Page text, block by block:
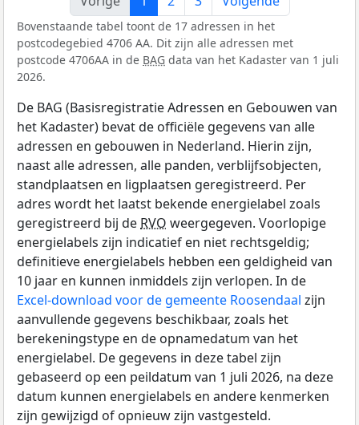
Bovenstaande tabel toont de 17 adressen in het
postcodegebied 4706 AA. Dit zijn alle adressen met
postcode 4706AA in de BAG data van het Kadaster van 1 juli
2026.
De BAG (Basisregistratie Adressen en Gebouwen van
het Kadaster) bevat de officiële gegevens van alle
adressen en gebouwen in Nederland. Hierin zijn,
naast alle adressen, alle panden, verblijfsobjecten,
standplaatsen en ligplaatsen geregistreerd. Per
adres wordt het laatst bekende energielabel zoals
geregistreerd bij de RVO weergegeven. Voorlopige
energielabels zijn indicatief en niet rechtsgeldig;
definitieve energielabels hebben een geldigheid van
10 jaar en kunnen inmiddels zijn verlopen. In de
Excel-download voor de gemeente Roosendaal zijn
aanvullende gegevens beschikbaar, zoals het
berekeningstype en de opnamedatum van het
energielabel. De gegevens in deze tabel zijn
gebaseerd op een peildatum van 1 juli 2026, na deze
datum kunnen energielabels en andere kenmerken
zijn gewijzigd of opnieuw zijn vastgesteld.